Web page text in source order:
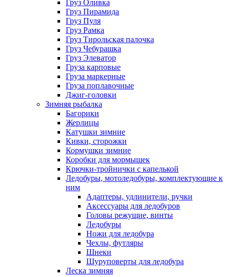
Груз Оливка
Груз Пирамида
Груз Пуля
Груз Рамка
Груз Тирольская палочка
Груз Чебурашка
Груз Элеватор
Груза карповые
Груза маркерные
Груза поплавочные
Джиг-головки
Зимняя рыбалка
Багорики
Жерлицы
Катушки зимние
Кивки, сторожки
Кормушки зимние
Коробки для мормышек
Крючки-тройнички с капелькой
Ледобуры, мотоледобуры, комплектующие к
ним
Адаптеры, удлинители, ручки
Аксессуары для ледобуров
Головы режущие, винты
Ледобуры
Ножи для ледобура
Чехлы, футляры
Шнеки
Шуруповерты для ледобура
Леска зимняя